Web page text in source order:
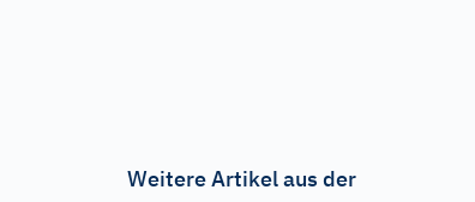
Weitere Artikel aus der